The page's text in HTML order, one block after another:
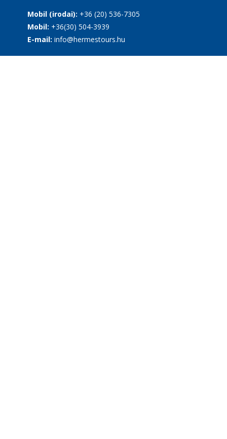
Mobil (irodai): +36 (20) 536-7305
Mobil: +36(30) 504-3939
E-mail: info@hermestours.hu